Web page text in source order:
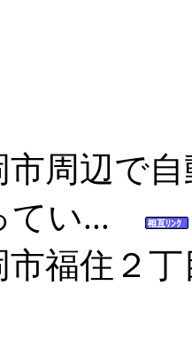
市周辺で
てい...
市福住２